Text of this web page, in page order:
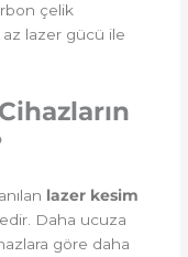
çelik
az lazer gücü ile
lazer kesim
Daha ucuza
göre daha